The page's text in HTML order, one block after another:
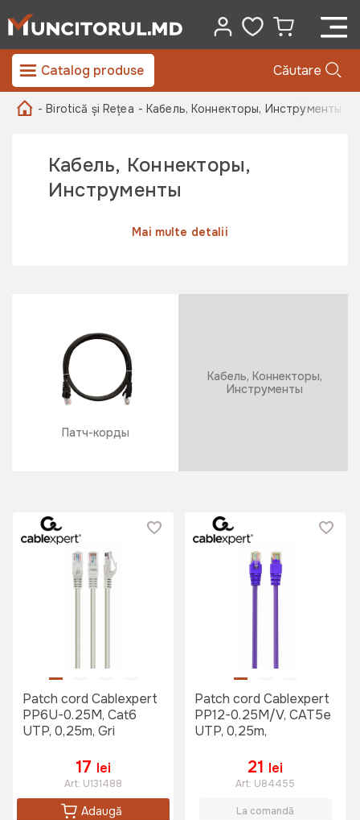
Catalog produse Căutare
- Birotică și Rețea - Кабель, Коннекторы, Инструменты
Кабель, Коннекторы,
Инструменты
Mai multe detalii
Патч-корды
Кабель, Коннекторы,
Инструменты
Patch cord Cablexpert
PP6U-0.25M, Cat6
UTP, 0,25m, Gri
17 lei
Art: U131488
Adaugă
Patch cord Cablexpert
PP12-0.25M/V, CAT5e
UTP, 0,25m,
21 lei
Art: U84455
La comandă